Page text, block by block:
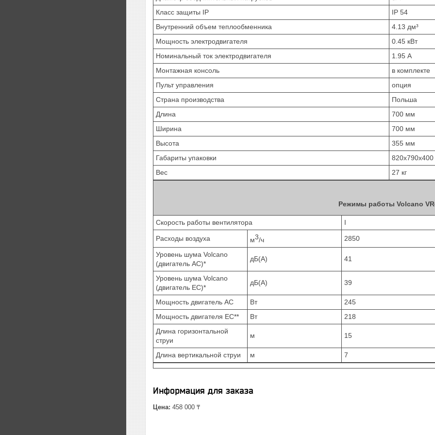
Класс защиты IP
IP 54
Внутренний объем теплообменника
4.13 дм³
Мощность электродвигателя
0.45 кВт
Номинальный ток электродвигателя
1.95 А
Монтажная консоль
в комплекте
Пульт управления
опция
Страна производства
Польша
Длина
700 мм
Ширина
700 мм
Высота
355 мм
Габариты упаковки
Вес
27 кг
Режимы работы Volcano
Скорость работы вентилятора I
Расходы воздуха м3/ч 2850
Уровень шума Volcano
(двигатель AC)*
дБ(А) 41
Уровень шума Volcano
(двигатель EC)*
дБ(А) 39
Мощность двигатель AC Вт 245
Мощность двигателя EC**
Вт 218
Длина горизонтальной
струи
м 15
Длина вертикальной струи м 7
Информация для заказа
Цена: 458 000 ₸